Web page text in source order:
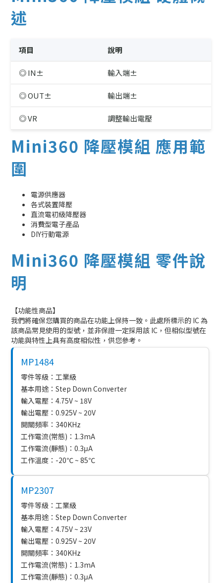
述
項目 說明
◎ IN± 輸入端±
◎ OUT± 輸出端±
◎ VR 調整輸出電壓
Mini360 降壓模組 應用範
圍
電源供應器
各式裝置降壓
直流電初級降壓器
消費型電子產品
DIY行動電源
Mini360 降壓模組 零件說
明
【功能性商品】
我們將確保您購買的商品在功能上保持一致。此處所標示的 IC 為
該商品常見使用的型號，並非保證一定採用該 IC，但相似型號在
功能與特性上具有高度相似性，供您參考。
MP1484
零件等級：工業級
基本用途：Step Down Converter
輸入電壓：4.75V ~ 18V
輸出電壓：0.925V ~ 20V
開關頻率：340KHz
工作電流(常態)：1.3mA
工作電流(靜態)：0.3μA
工作溫度：-20℃ ~ 85℃
MP2307
零件等級：工業級
基本用途：Step Down Converter
輸入電壓：4.75V ~ 23V
輸出電壓：0.925V ~ 20V
開關頻率：340KHz
工作電流(常態)：1.3mA
工作電流(靜態)：0.3μA